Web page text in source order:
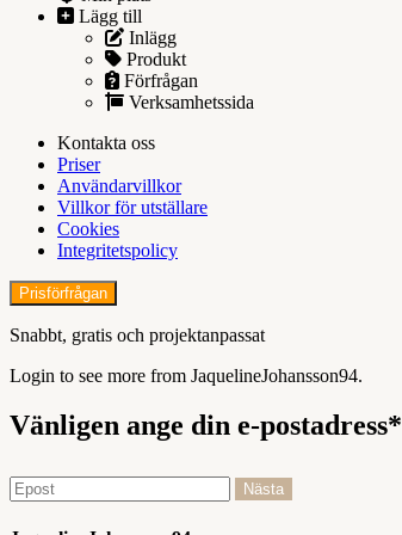
Lägg till
Inlägg
Produkt
Förfrågan
Verksamhetssida
Kontakta oss
Priser
Användarvillkor
Villkor för utställare
Cookies
Integritetspolicy
Prisförfrågan
Snabbt, gratis och projektanpassat
Login to see more from JaquelineJohansson94.
Vänligen ange din e-postadress*